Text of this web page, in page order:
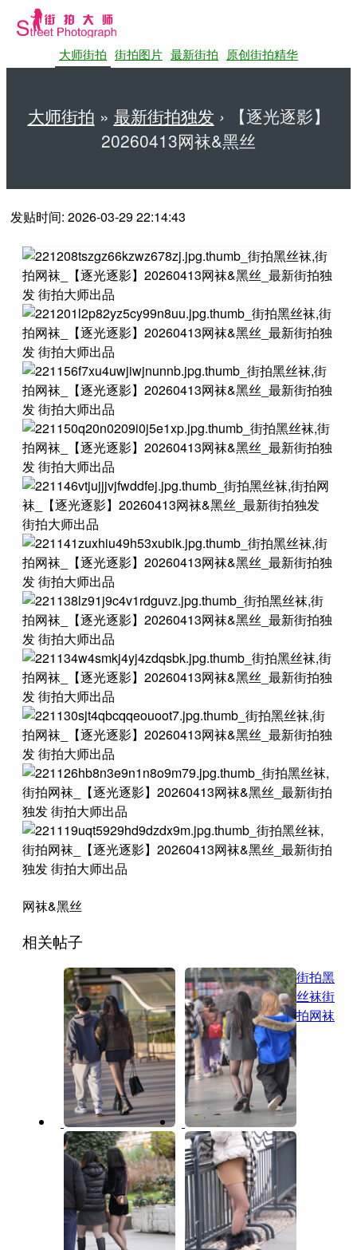
大师街拍 街拍图片 最新街拍 原创街拍精华
大师街拍 » 最新街拍独发 ›
【逐光逐影】
20260413网袜&黑丝
发贴时间: 2026-03-29 22:14:43
网袜&黑丝
相关帖子
街拍黑
丝袜街
拍网袜